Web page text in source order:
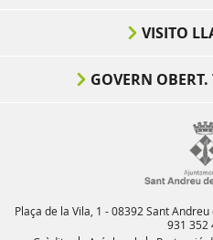
VISITO
GOVERN
Plaça de la Vila, 1 - 08392 Sant
931 352